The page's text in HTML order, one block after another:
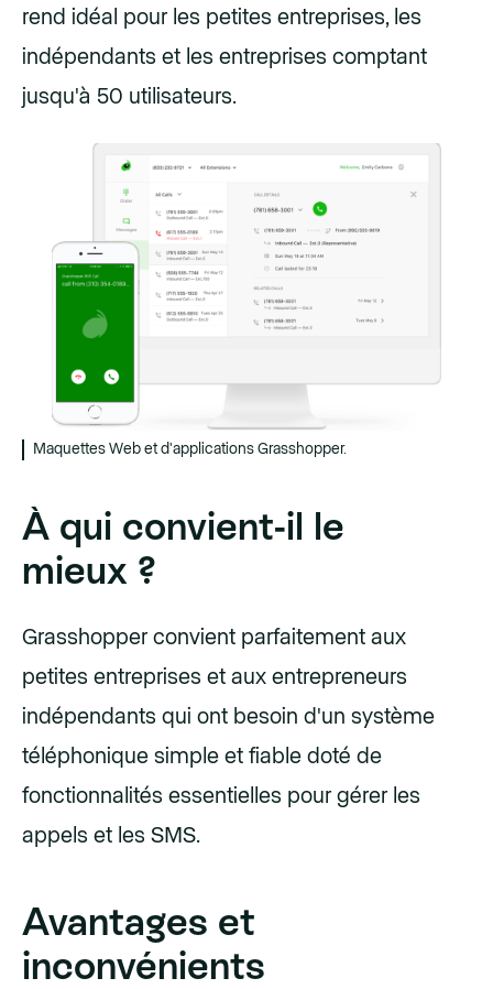
rend idéal pour les petites entreprises, les
indépendants et les entreprises comptant
jusqu'à 50 utilisateurs.
Maquettes Web et d'applications Grasshopper.
À qui convient-il le
mieux ?
Grasshopper convient parfaitement aux
petites entreprises et aux entrepreneurs
indépendants qui ont besoin d'un système
téléphonique simple et fiable doté de
fonctionnalités essentielles pour gérer les
appels et les SMS.
Avantages et
inconvénients